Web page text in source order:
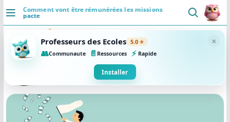
PasserComment vont être rémunérées les missions
pacte
DÉCOUVRIR
Accueil
Actualités
VIE PROFESSIONNELLE
Professeurs des Ecoles 5.0 ⭐
👥Communaute 📄 Ressources ⚡ Rapide
×
Installer